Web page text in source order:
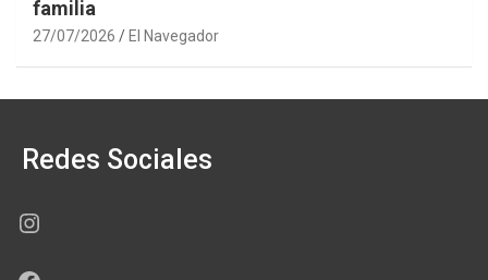
familia
27/07/2026 El Navegador
Redes Sociales
Instagram